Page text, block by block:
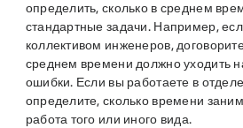
определить, сколько в среднем
стандартные задачи. Например,
коллективом инженеров,
среднем времени должно уходить
ошибки. Если вы работаете в
определите, сколько времени
работа того или иного вида.